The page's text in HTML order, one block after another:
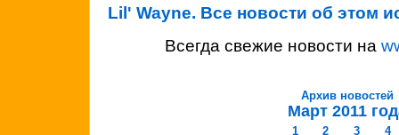
Lil' Wayne. Все новости об этом
Всегда свежие новости на
Архив новостей
Март 2011
1 2 3 4